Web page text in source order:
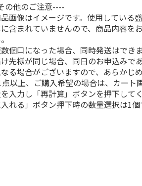
の他のご注意----
画像はイメージです。使用している
含まれていませんので、商品内容を
個口になった場合、同時発送はでき
先様が同じ場合、同日のお申込みで
る場合がございますので、あらかじ
以上、ご購入希望の場合は、カート
入力し「再計算」ボタンを押下して
入れる」ボタン押下時の数量選択は1個